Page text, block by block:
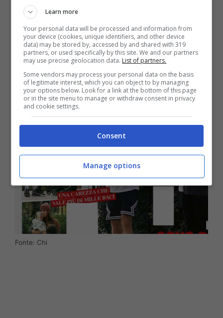
concesso una
accarezzato la testa
Insomma, si è notata unacerta sintonia tra i
due. Questa è inoltre stata la prima volta in
cui Belen e Stefano sono
apparsi insieme sia
con Santiago che con Luna Marì.
Fonte: Chi
Learn more
Your personal data will be processed and information from
your device (cookies, unique identifiers, and other device
data) may be stored by, accessed by and shared with 319
partners, or used specifically by this site. We and our partners
may use precise geolocation data. List of partners.
Some vendors may process your personal data on the basis
of legitimate interest, which you can object to by managing
your options below. Look for a link at the bottom of this page
or in the site menu to manage or withdraw consent in privacy
and cookie settings.
Consent
Manage options